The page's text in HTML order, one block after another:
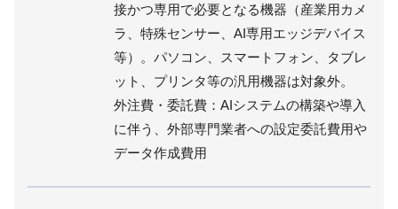
接かつ専用で必要となる機器（産業用カメ
ラ、特殊センサー、AI専用エッジデバイス
等）。パソコン、スマートフォン、タブレ
ット、プリンタ等の汎用機器は対象外。
外注費・委託費：AIシステムの構築や導入
に伴う、外部専門業者への設定委託費用や
データ作成費用